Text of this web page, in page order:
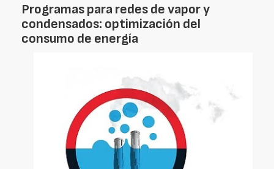
Programas para redes de vapor y
condensados: optimización del
consumo de energía